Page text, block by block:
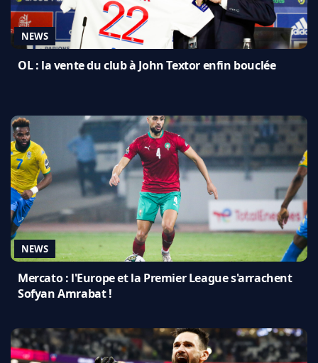
NEWS
OL : la vente du club à John Textor enfin bouclée
NEWS
Mercato : l'Europe et la Premier League s'arrachent
Sofyan Amrabat !